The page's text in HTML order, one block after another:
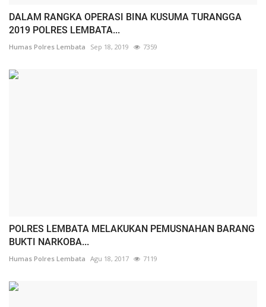
DALAM RANGKA OPERASI BINA KUSUMA TURANGGA
2019 POLRES LEMBATA...
Humas Polres Lembata Sep 18, 2019 7359
POLRES LEMBATA MELAKUKAN PEMUSNAHAN BARANG
BUKTI NARKOBA...
Humas Polres Lembata Agu 18, 2017 7119